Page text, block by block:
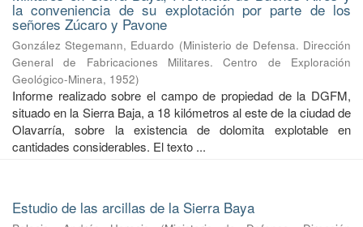
la conveniencia de su explotación por parte de los
señores Zúcaro y Pavone
González Stegemann, Eduardo (Ministerio de Defensa. Dirección
General de Fabricaciones Militares. Centro de Exploración
Geológico-Minera, 1952)
Informe realizado sobre el campo de propiedad de la DGFM,
situado en la Sierra Baja, a 18 kilómetros al este de la ciudad de
Olavarría, sobre la existencia de dolomita explotable en
cantidades considerables. El texto ...
Estudio de las arcillas de la Sierra Baya